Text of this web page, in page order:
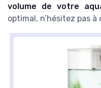
volume de votre
optimal, n’hésitez pas